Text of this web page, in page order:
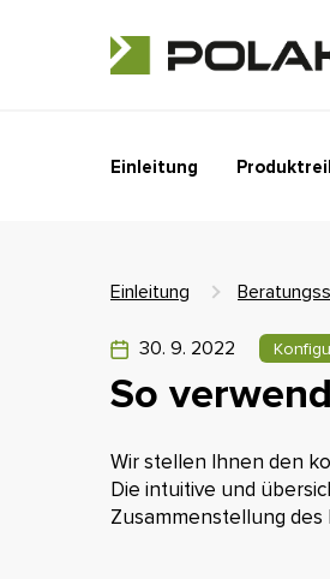
Einleitung
Einleitung
30. 9. 2022
So
Wir stellen Ihnen den
Die intuitive und
Zusammenstellung